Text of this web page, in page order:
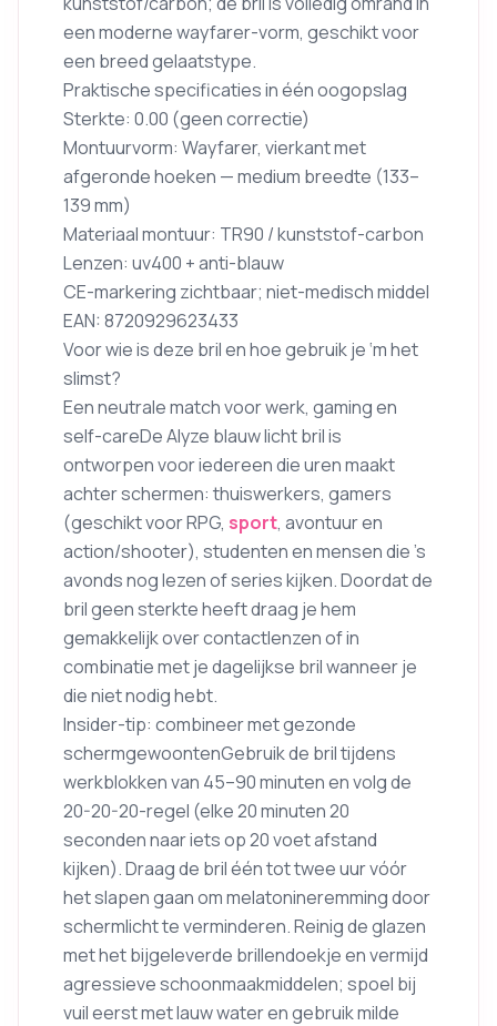
een moderne wayfarer-vorm, geschikt voor
een breed gelaatstype.
Praktische specificaties in één oogopslag
Sterkte: 0.00 (geen correctie)
Montuurvorm: Wayfarer, vierkant met
afgeronde hoeken — medium breedte (133–
139 mm)
Materiaal montuur: TR90 / kunststof-carbon
Lenzen: uv400 + anti-blauw
CE-markering zichtbaar; niet-medisch middel
EAN: 8720929623433
Voor wie is deze bril en hoe gebruik je ‘m het
slimst?
Een neutrale match voor werk, gaming en
self-careDe Alyze blauw licht bril is
ontworpen voor iedereen die uren maakt
achter schermen: thuiswerkers, gamers
(geschikt voor RPG, sport, avontuur en
action/shooter), studenten en mensen die ’s
avonds nog lezen of series kijken. Doordat de
bril geen sterkte heeft draag je hem
gemakkelijk over contactlenzen of in
combinatie met je dagelijkse bril wanneer je
die niet nodig hebt.
Insider-tip: combineer met gezonde
schermgewoontenGebruik de bril tijdens
werkblokken van 45–90 minuten en volg de
20-20-20-regel (elke 20 minuten 20
seconden naar iets op 20 voet afstand
kijken). Draag de bril één tot twee uur vóór
het slapen gaan om melatonineremming door
schermlicht te verminderen. Reinig de glazen
met het bijgeleverde brillendoekje en vermijd
agressieve schoonmaakmiddelen; spoel bij
vuil eerst met lauw water en gebruik milde